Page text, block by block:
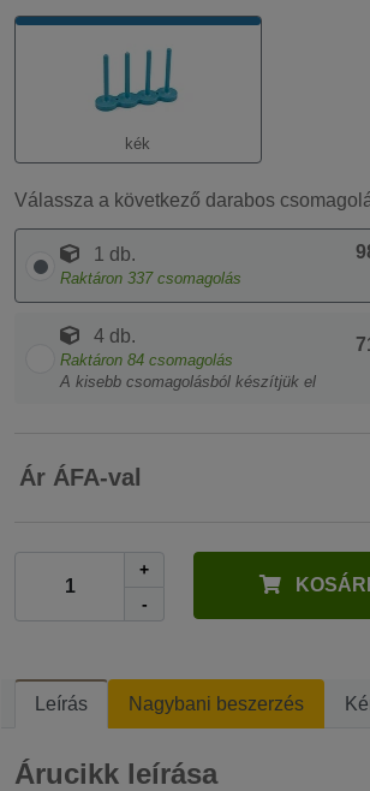
kék
Válassza a következő darabos
1 db.
Raktáron 337 csomagolás
4 db.
Raktáron 84 csomagolás
A kisebb csomagolásból készítjük el
Ár ÁFA-val
+
-
Leírás Nagybani beszerzés
Árucikk leírása